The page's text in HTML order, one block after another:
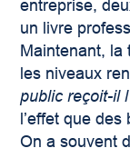
entreprise,
un livre
Maintenant, la
les niveaux
public reçoit-il
l’effet que
On a souvent